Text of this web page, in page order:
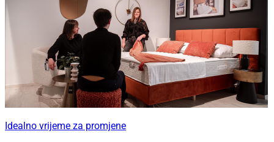
Idealno vrijeme za promjene